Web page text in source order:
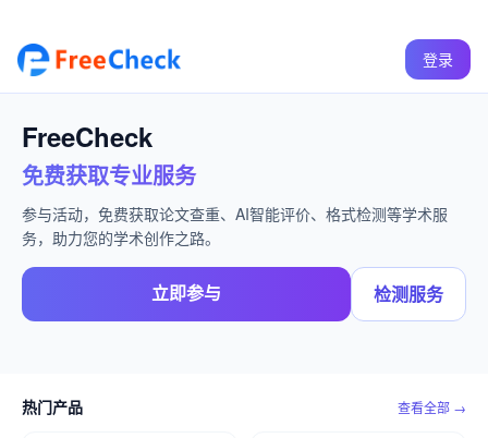
登录
FreeCheck
免费获取专业服务
参与活动，免费获取论文查重、AI智能评价、格式检测等学术服
务，助力您的学术创作之路。
立即参与 检测服务
热门产品 查看全部 →